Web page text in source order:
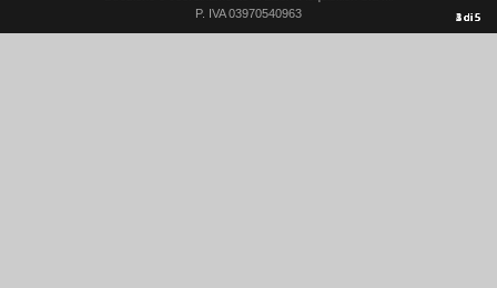
1di5
2di5
3di5
4di5
5di5
P. IVA 03970540963